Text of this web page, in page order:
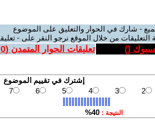
- شارك في الحوار والتعليق على الموضوع
التعليقات من خلال الموقع نرجو النقر على -
(
) تعليقات الحوار المتمدن (0